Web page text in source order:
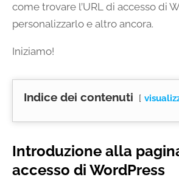
come trovare l’URL di accesso di
personalizzarlo e altro ancora.
Iniziamo!
Indice dei contenuti
Introduzione alla
accesso di WordPress